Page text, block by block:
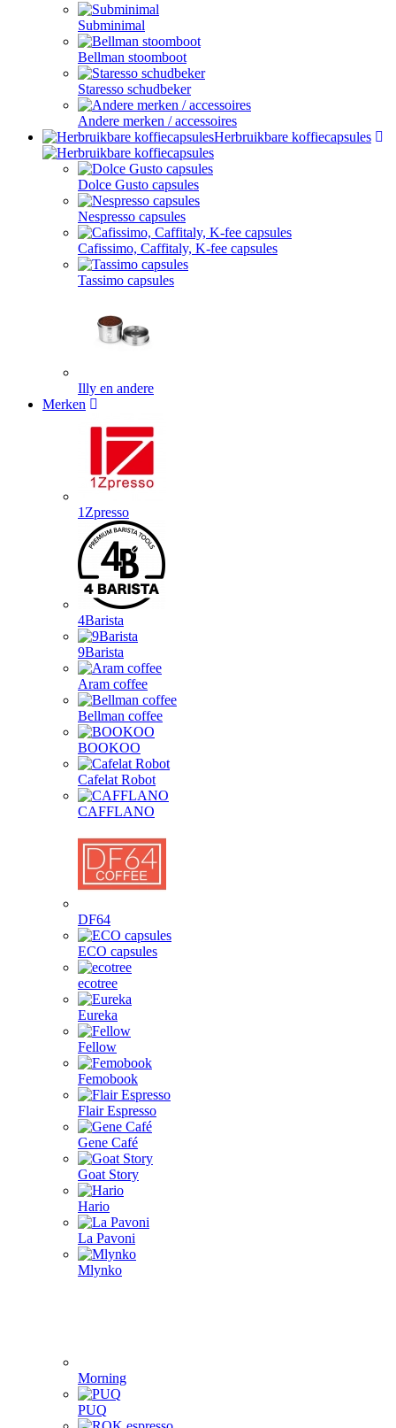
Subminimal
Bellman stoomboot
Staresso schudbeker
Andere merken / accessoires
Herbruikbare koffiecapsules
Dolce Gusto capsules
Nespresso capsules
Cafissimo, Caffitaly, K-fee capsules
Tassimo capsules
Illy en andere
Merken
1Zpresso
4Barista
9Barista
Aram coffee
Bellman coffee
BOOKOO
Cafelat Robot
CAFFLANO
DF64
ECO capsules
ecotree
Eureka
Fellow
Femobook
Flair Espresso
Gene Café
Goat Story
Hario
La Pavoni
Mlynko
Morning
PUQ